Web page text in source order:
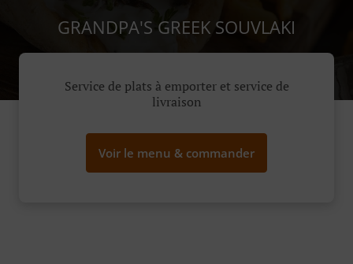
GRANDPA'S GREEK SOUVLAKI
Service de plats à emporter et service de
livraison
Voir le menu & commander